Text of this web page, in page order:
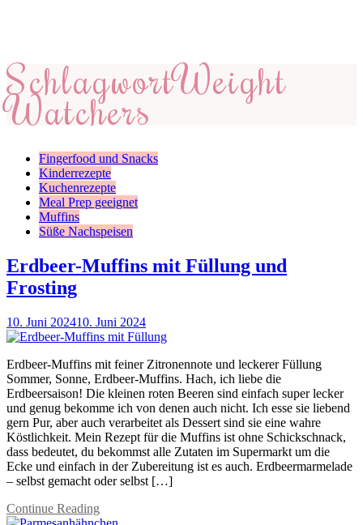
SchlagwortWeight
Watchers
Fingerfood und Snacks
Kinderrezepte
Kuchenrezepte
Meal Prep geeignet
Muffins
Süße Nachspeisen
Erdbeer-Muffins mit Füllung und
Frosting
10. Juni 202410. Juni 2024
Erdbeer-Muffins mit feiner Zitronennote und leckerer Füllung
Sommer, Sonne, Erdbeer-Muffins. Hach, ich liebe die
Erdbeersaison! Die kleinen roten Beeren sind einfach super lecker
und genug bekomme ich von denen auch nicht. Ich esse sie liebend
gern Pur, aber auch verarbeitet als Dessert sind sie eine wahre
Köstlichkeit. Mein Rezept für die Muffins ist ohne Schickschnack,
dass bedeutet, du bekommst alle Zutaten im Supermarkt um die
Ecke und einfach in der Zubereitung ist es auch. Erdbeermarmelade
– selbst gemacht oder selbst […]
Continue Reading